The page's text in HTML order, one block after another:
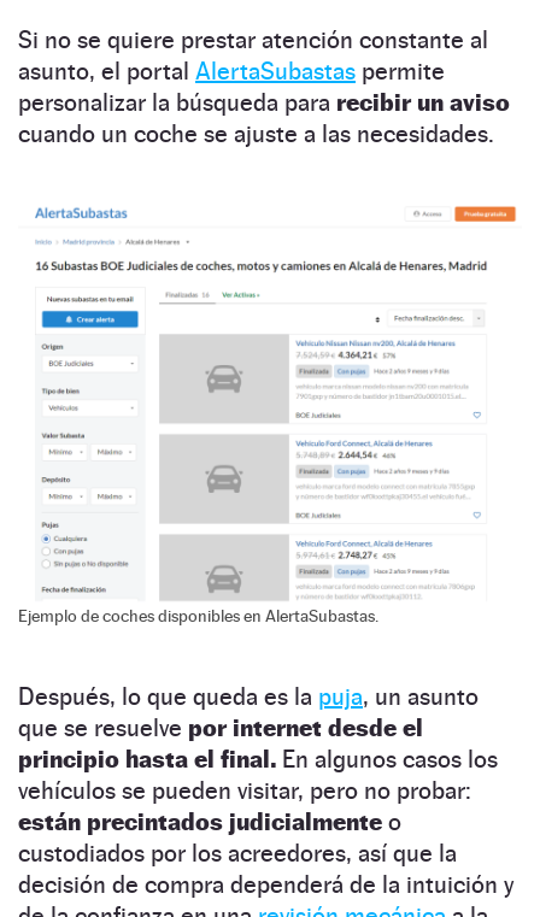
Si no se quiere prestar atención constante al
asunto, el portal AlertaSubastas permite
personalizar la búsqueda para recibir un aviso
cuando un coche se ajuste a las necesidades.
Ejemplo de coches disponibles en AlertaSubastas.
Después, lo que queda es la puja, un asunto
que se resuelve por internet desde el
principio hasta el final. En algunos casos los
vehículos se pueden visitar, pero no probar:
están precintados judicialmente o
custodiados por los acreedores, así que la
decisión de compra dependerá de la intuición y